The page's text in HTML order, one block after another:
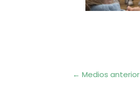
Navegación
← Medios anterior